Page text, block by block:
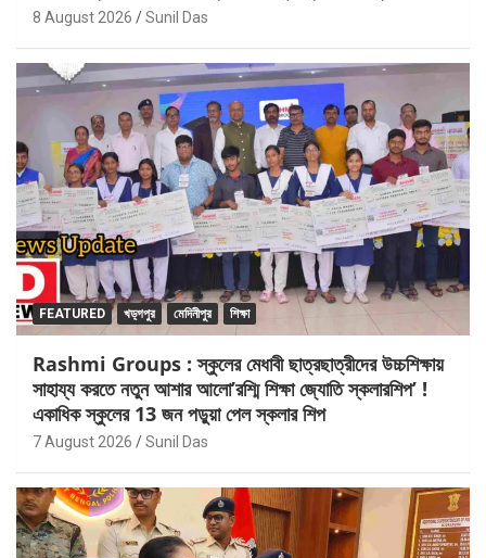
8 August 2026 Sunil Das
FEATURED খড়্গপুর মেদিনীপুর শিক্ষা
Rashmi Groups : স্কুলের মেধাবী ছাত্রছাত্রীদের উচ্চশিক্ষায়
সাহায্য করতে নতুন আশার আলো’রশ্মি শিক্ষা জ্যোতি স্কলারশিপ’ !
একাধিক স্কুলের 13 জন পড়ুয়া পেল স্কলার শিপ
7 August 2026 Sunil Das